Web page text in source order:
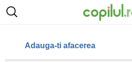
Adauga-ti afacerea